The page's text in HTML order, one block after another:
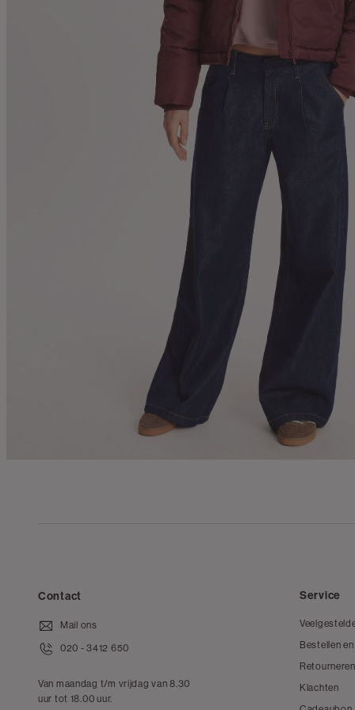
Contact
Mail ons
020 - 3412 650
Van maandag t/m vrijdag van 8.30
uur tot 18.00 uur.
Service
Bestellen
Klachten